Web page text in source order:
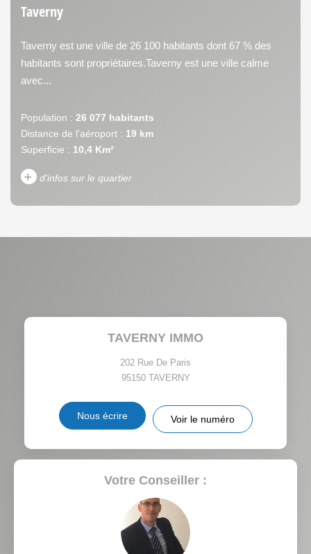
Taverny
Taverny est une ville de 26 100 habitants dont 67 % des
habitants sont propriétaires.Taverny est une ville calme
avec...
Population : 26 077 habitants
Distance de l'aéroport : 19 km
Superficie : 10,4 Km²
+ d'infos sur le quartier
PART DES MÉNAGES SANS
VOITURE
RÉSULTATS DES LYCÉES ECOLES ET CRÈCHES
TAVERNY IMMO
202 Rue De Paris
95150 TAVERNY
Nous écrire Voir le numéro
Votre Conseiller :